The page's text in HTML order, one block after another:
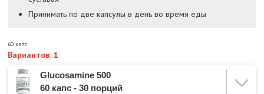
Принимать по две капсулы в день во время еды
60 капс
Вариантов: 1
Glucosamine 500
60 капс - 30 порций